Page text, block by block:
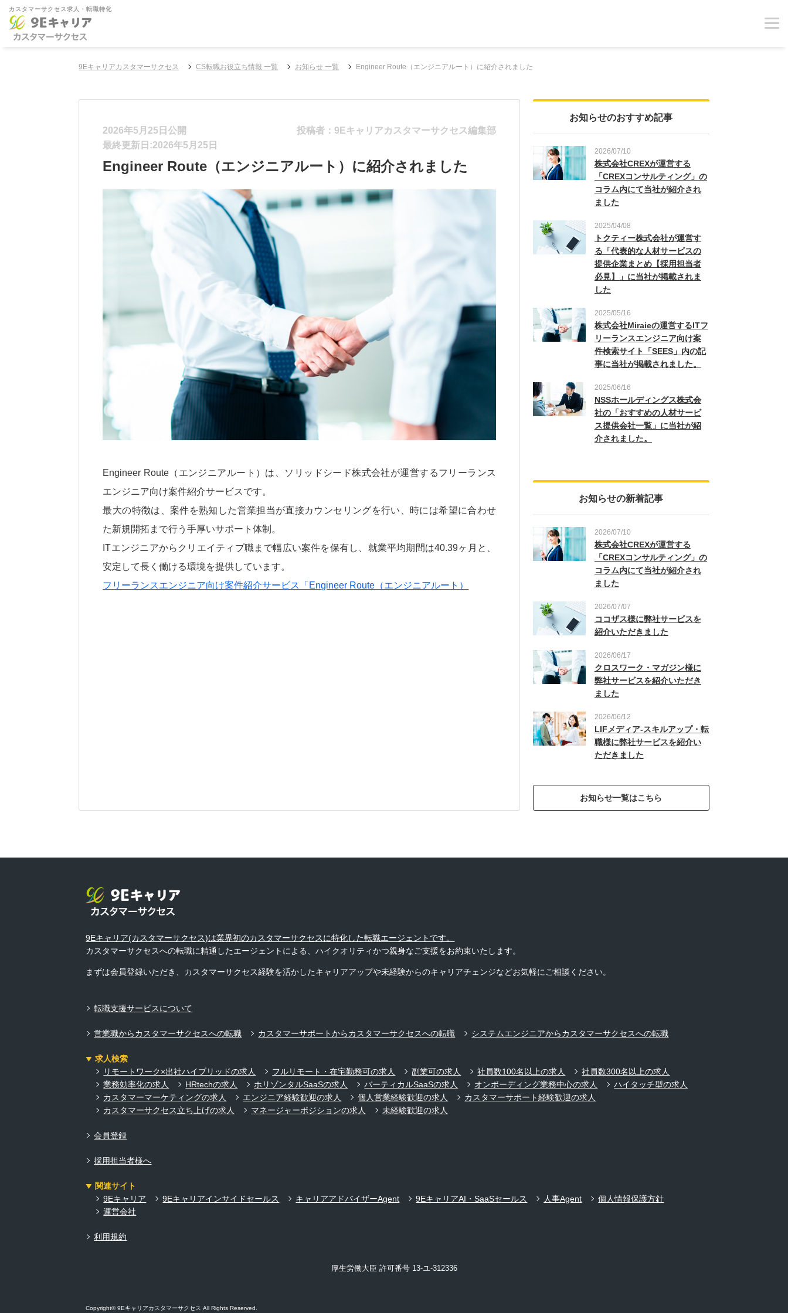
カスタマーサクセス求人・転職特化
9Eキャリアカスタマーサクセス CS転職お役立ち情報 一覧 お知らせ 一覧 Engineer Route（エンジニアルート）に紹介されました
2026年5月25日公開
最終更新日:2026年5月25日
投稿者：9Eキャリアカスタマーサクセス編集部
Engineer Route（エンジニアルート）に紹介されました
Engineer Route（エンジニアルート）は、ソリッドシード株式会社が運営するフリーランス
エンジニア向け案件紹介サービスです。
最大の特徴は、案件を熟知した営業担当が直接カウンセリングを行い、時には希望に合わせ
た新規開拓まで行う手厚いサポート体制。
ITエンジニアからクリエイティブ職まで幅広い案件を保有し、就業平均期間は40.39ヶ月と、
安定して長く働ける環境を提供しています。
フリーランスエンジニア向け案件紹介サービス「Engineer Route（エンジニアルート）
お知らせのおすすめ記事
2026/07/10
株式会社CREXが運営する
「CREXコンサルティング」の
コラム内にて当社が紹介され
ました
2025/04/08
トクティー株式会社が運営す
る「代表的な人材サービスの
提供企業まとめ【採用担当者
必見】」に当社が掲載されま
した
2025/05/16
株式会社Miraieの運営するITフ
リーランスエンジニア向け案
件検索サイト「SEES」内の記
事に当社が掲載されました。
2025/06/16
NSSホールディングス株式会
社の「おすすめの人材サービ
ス提供会社一覧」に当社が紹
介されました。
お知らせの新着記事
2026/07/10
株式会社CREXが運営する
「CREXコンサルティング」の
コラム内にて当社が紹介され
ました
2026/07/07
ココザス様に弊社サービスを
紹介いただきました
2026/06/17
クロスワーク・マガジン様に
弊社サービスを紹介いただき
ました
2026/06/12
LIFメディア-スキルアップ・転
職様に弊社サービスを紹介い
ただきました
お知らせ一覧はこちら
9Eキャリア(カスタマーサクセス)は業界初のカスタマーサクセスに特化した転職エージェントです。
カスタマーサクセスへの転職に精通したエージェントによる、ハイクオリティかつ親身なご支援をお約束いたします。
まずは会員登録いただき、カスタマーサクセス経験を活かしたキャリアアップや未経験からのキャリアチェンジなどお気軽にご相談ください。
転職支援サービスについて
営業職からカスタマーサクセスへの転職 カスタマーサポートからカスタマーサクセスへの転職 システムエンジニアからカスタマーサクセスへの転職
求人検索
リモートワーク×出社ハイブリッドの求人
フルリモート・在宅勤務可の求人 副業可の求人 社員数100名以上の求人
社員数300名以上の求人
業務効率化の求人
HRtechの求人 ホリゾンタルSaaSの求人 バーティカルSaaSの求人 オンボーディング業務中心の求人
ハイタッチ型の求人
カスタマーマーケティングの求人
エンジニア経験歓迎の求人 個人営業経験歓迎の求人
カスタマーサポート経験歓迎の求人
カスタマーサクセス立ち上げの求人
マネージャーポジションの求人 未経験歓迎の求人
会員登録
採用担当者様へ
関連サイト
9Eキャリア
9Eキャリアインサイドセールス キャリアアドバイザーAgent 9EキャリアAI・SaaSセールス 人事Agent
個人情報保護方針
運営会社
利用規約
厚生労働大臣 許可番号 13-ユ-312336
Copyright© 9Eキャリアカスタマーサクセス All Rights Reserved.